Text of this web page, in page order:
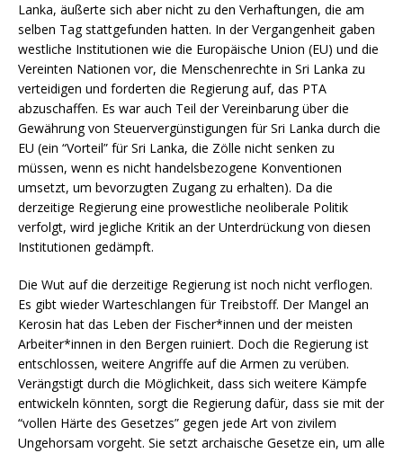
Lanka, äußerte sich aber nicht zu den Verhaftungen, die am
selben Tag stattgefunden hatten. In der Vergangenheit gaben
westliche Institutionen wie die Europäische Union (EU) und die
Vereinten Nationen vor, die Menschenrechte in Sri Lanka zu
verteidigen und forderten die Regierung auf, das PTA
abzuschaffen. Es war auch Teil der Vereinbarung über die
Gewährung von Steuervergünstigungen für Sri Lanka durch die
EU (ein “Vorteil” für Sri Lanka, die Zölle nicht senken zu
müssen, wenn es nicht handelsbezogene Konventionen
umsetzt, um bevorzugten Zugang zu erhalten). Da die
derzeitige Regierung eine prowestliche neoliberale Politik
verfolgt, wird jegliche Kritik an der Unterdrückung von diesen
Institutionen gedämpft.
Die Wut auf die derzeitige Regierung ist noch nicht verflogen.
Es gibt wieder Warteschlangen für Treibstoff. Der Mangel an
Kerosin hat das Leben der Fischer*innen und der meisten
Arbeiter*innen in den Bergen ruiniert. Doch die Regierung ist
entschlossen, weitere Angriffe auf die Armen zu verüben.
Verängstigt durch die Möglichkeit, dass sich weitere Kämpfe
entwickeln könnten, sorgt die Regierung dafür, dass sie mit der
“vollen Härte des Gesetzes” gegen jede Art von zivilem
Ungehorsam vorgeht. Sie setzt archaische Gesetze ein, um alle